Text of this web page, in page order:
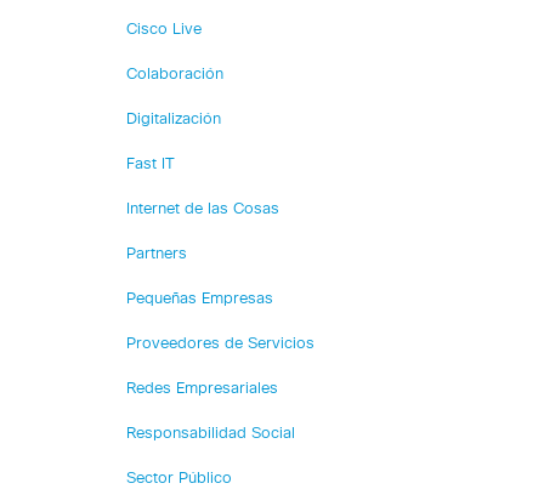
Cisco Live
Colaboración
Digitalización
Fast IT
Internet de las Cosas
Partners
Pequeñas Empresas
Proveedores de Servicios
Redes Empresariales
Responsabilidad Social
Sector Público